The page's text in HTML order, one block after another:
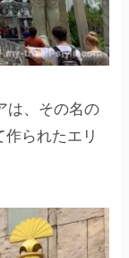
は、その名の
られたエリ